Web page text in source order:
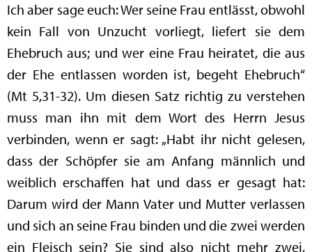
Ich aber sage euch: Wer seine Frau entlässt, obwohl
kein Fall von Unzucht vorliegt, liefert sie dem
Ehebruch aus; und wer eine Frau heiratet, die aus
der Ehe entlassen worden ist, begeht Ehebruch“
(Mt 5,31-32). Um diesen Satz richtig zu verstehen
muss man ihn mit dem Wort des Herrn Jesus
verbinden, wenn er sagt: „Habt ihr nicht gelesen,
dass der Schöpfer sie am Anfang männlich und
weiblich erschaffen hat und dass er gesagt hat:
Darum wird der Mann Vater und Mutter verlassen
und sich an seine Frau binden und die zwei werden
ein Fleisch sein? Sie sind also nicht mehr zwei,